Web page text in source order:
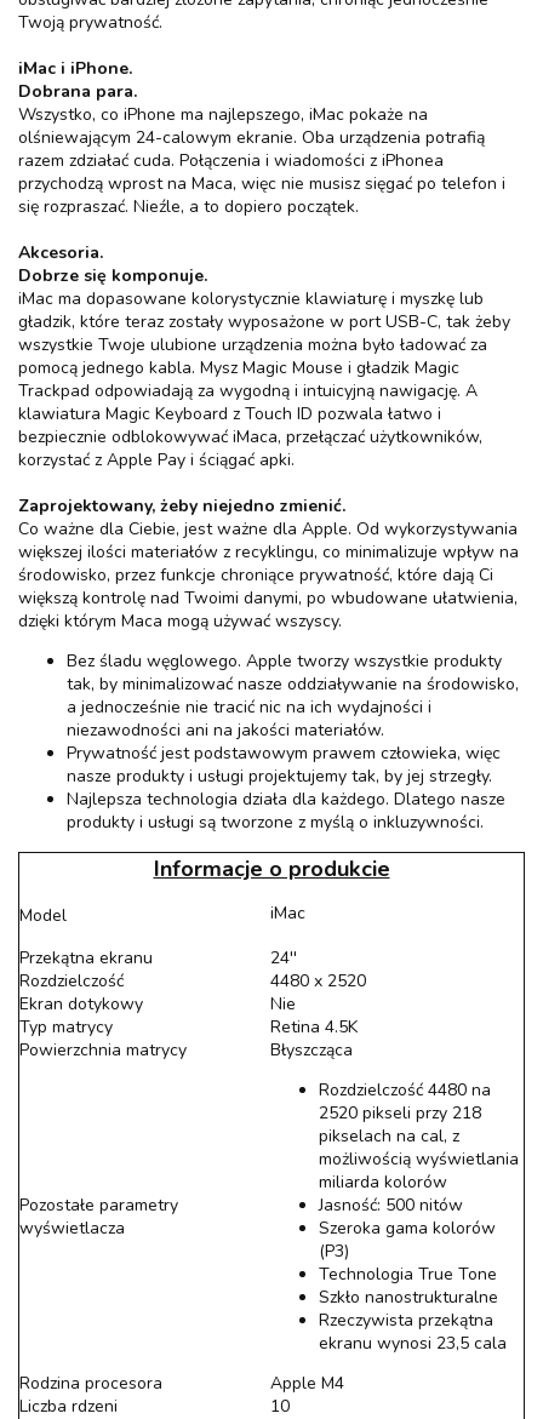
Twoją prywatność.
iMac i iPhone.
Dobrana para.
Wszystko, co iPhone ma najlepszego, iMac pokaże na
olśniewającym 24-calowym ekranie. Oba urządzenia potrafią
razem zdziałać cuda. Połączenia i wiadomości z iPhonea
przychodzą wprost na Maca, więc nie musisz sięgać po telefon i
się rozpraszać. Nieźle, a to dopiero początek.
Akcesoria.
Dobrze się komponuje.
iMac ma dopasowane kolorystycznie klawiaturę i myszkę lub
gładzik, które teraz zostały wyposażone w port USB-C, tak żeby
wszystkie Twoje ulubione urządzenia można było ładować za
pomocą jednego kabla. Mysz Magic Mouse i gładzik Magic
Trackpad odpowiadają za wygodną i intuicyjną nawigację. A
klawiatura Magic Keyboard z Touch ID pozwala łatwo i
bezpiecznie odblokowywać iMaca, przełączać użytkowników,
korzystać z Apple Pay i ściągać apki.
Zaprojektowany, żeby niejedno zmienić.
Co ważne dla Ciebie, jest ważne dla Apple. Od wykorzystywania
większej ilości materiałów z recyklingu, co minimalizuje wpływ na
środowisko, przez funkcje chroniące prywatność, które dają Ci
większą kontrolę nad Twoimi danymi, po wbudowane ułatwienia,
dzięki którym Maca mogą używać wszyscy.
Bez śladu węglowego. Apple tworzy wszystkie produkty
tak, by minimalizować nasze oddziaływanie na środowisko,
a jednocześnie nie tracić nic na ich wydajności i
niezawodności ani na jakości materiałów.
Prywatność jest podstawowym prawem człowieka, więc
nasze produkty i usługi projektujemy tak, by jej strzegły.
Najlepsza technologia działa dla każdego. Dlatego nasze
produkty i usługi są tworzone z myślą o inkluzywności.
Informacje o produkcie
Model
iMac
Przekątna ekranu
24''
Rozdzielczość
4480 x 2520
Ekran dotykowy
Nie
Typ matrycy
Retina 4.5K
Powierzchnia matrycy
Błyszcząca
Pozostałe parametry
wyświetlacza
Rozdzielczość 4480 na
2520 pikseli przy 218
pikselach na cal, z
możliwością wyświetlania
miliarda kolorów
Jasność: 500 nitów
Szeroka gama kolorów
(P3)
Technologia True Tone
Szkło nanostrukturalne
Rzeczywista przekątna
ekranu wynosi 23,5 cala
Rodzina procesora
Apple M4
Liczba rdzeni
10